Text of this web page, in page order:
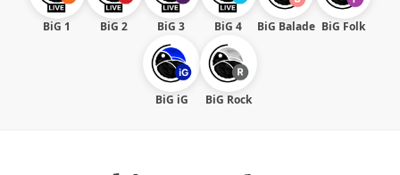
BiG 1 BiG 2 BiG 3 BiG 4 BiG Balade BiG Folk
BiG iG BiG Rock